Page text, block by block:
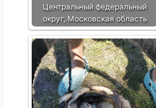
Центральный федеральный
округ, Московская область